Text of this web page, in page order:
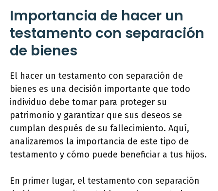
Importancia de hacer un
testamento con separación
de bienes
El hacer un testamento con separación de
bienes es una decisión importante que todo
individuo debe tomar para proteger su
patrimonio y garantizar que sus deseos se
cumplan después de su fallecimiento. Aquí,
analizaremos la importancia de este tipo de
testamento y cómo puede beneficiar a tus hijos.
En primer lugar, el testamento con separación